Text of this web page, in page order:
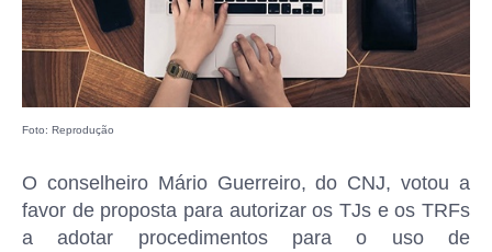
Foto: Reprodução
O conselheiro Mário Guerreiro, do CNJ, votou a
favor de proposta para autorizar os TJs e os TRFs
a adotar procedimentos para o uso de